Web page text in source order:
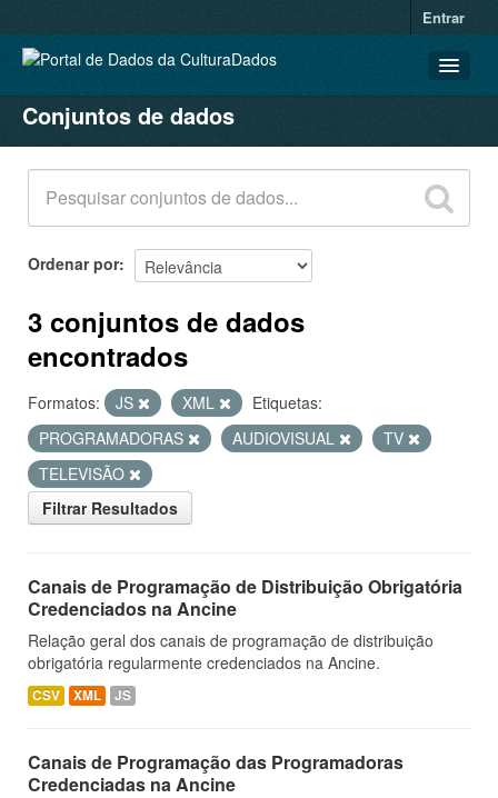
Entrar
CONJUNTOS DE DADOS
ORGANIZAÇÕES
GRUPOS
SOBRE
Conjuntos de dados
Ordenar por
3 conjuntos de dados
encontrados
Formatos: JS XML
Etiquetas:
PROGRAMADORAS
AUDIOVISUAL
TV
TELEVISÃO
Filtrar Resultados
Canais de Programação de Distribuição Obrigatória
Credenciados na Ancine
Relação geral dos canais de programação de distribuição
obrigatória regularmente credenciados na Ancine.
CSV XML JS
Canais de Programação das Programadoras
Credenciadas na Ancine